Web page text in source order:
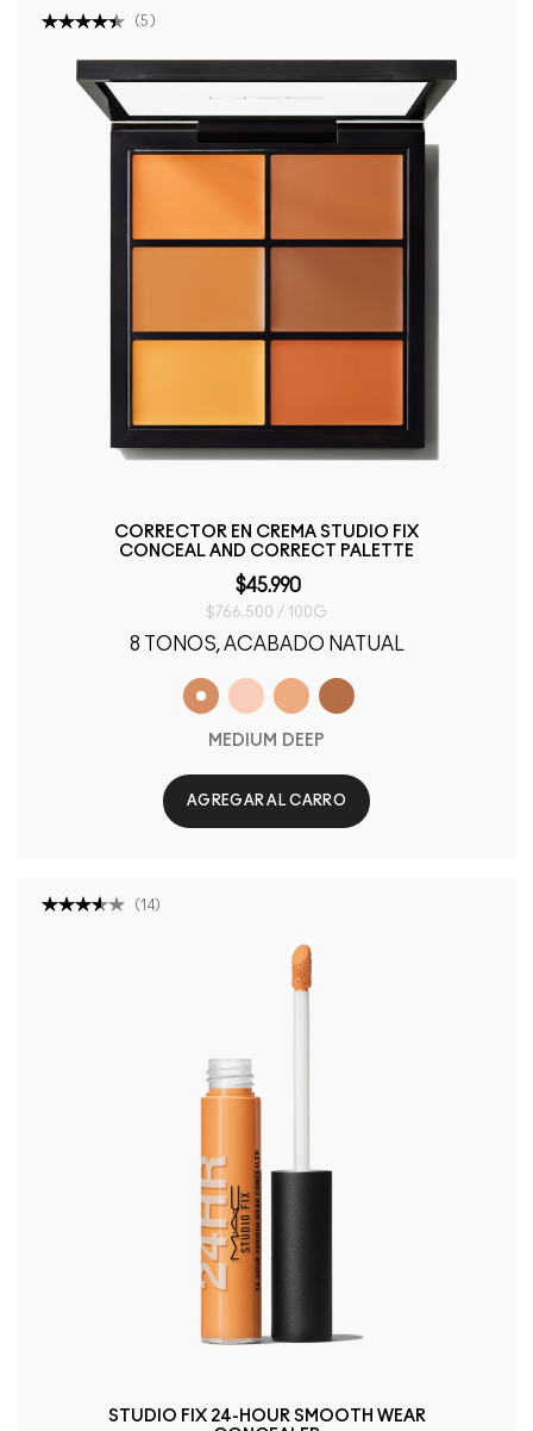
(5 )
CORRECTOR EN CREMA STUDIO FIX
CONCEAL AND CORRECT PALETTE
$45.990
$766.500 / 100G
8 TONOS, ACABADO NATUAL
MEDIUM DEEP
AGREGAR AL CARRO
(14)
STUDIO FIX 24-HOUR SMOOTH WEAR